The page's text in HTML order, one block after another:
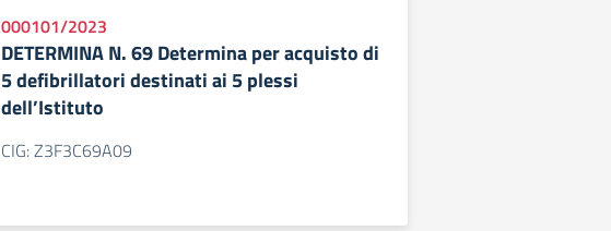
000101/2023
DETERMINA N. 69 Determina per acquisto di
5 defibrillatori destinati ai 5 plessi
dell’Istituto
CIG: Z3F3C69A09